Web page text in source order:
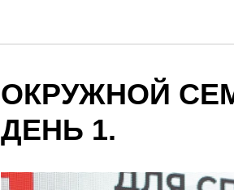
ОКРУЖНОЙ
ДЕНЬ 1.